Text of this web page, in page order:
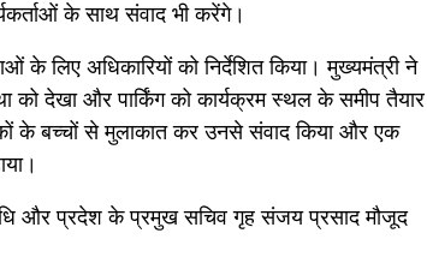
के साथ संवाद भी करेंगे।
के लिए अधिकारियों को निर्देशित किया। मुख्यमंत्री ने
को देखा और पार्किंग को कार्यक्रम स्थल के समीप तैयार
के बच्चों से मुलाकात कर उनसे संवाद किया और एक
और प्रदेश के प्रमुख सचिव गृह संजय प्रसाद मौजूद